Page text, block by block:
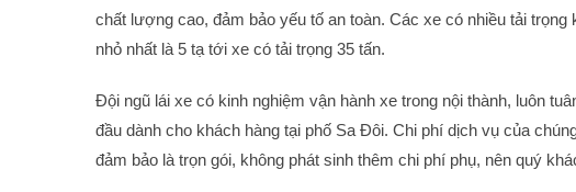
chất lượng cao, đảm bảo yếu tố an toàn. Các xe có nhiều tải
nhỏ nhất là 5 tạ tới xe có tải trọng 35 tấn.
Đội ngũ lái xe có kinh nghiệm vận hành xe trong nội thành, luôn
đầu dành cho khách hàng tại phố Sa Đôi. Chi phí dịch vụ của
đảm bảo là trọn gói, không phát sinh thêm chi phí phụ, nên quý